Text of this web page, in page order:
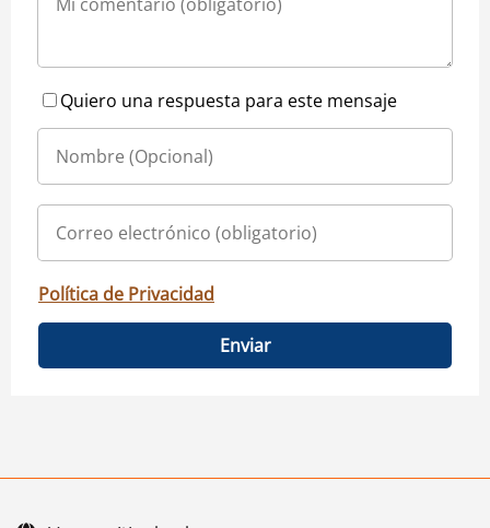
Quiero una respuesta para este mensaje
Política de Privacidad
Enviar